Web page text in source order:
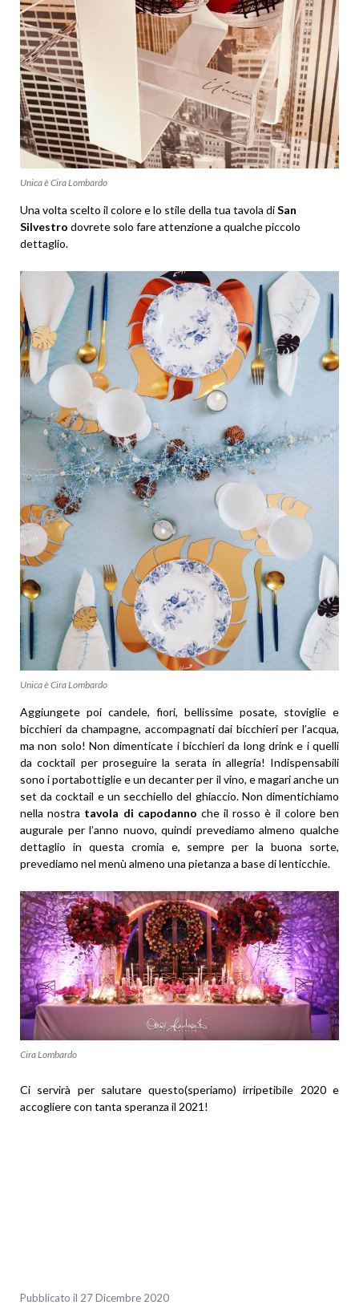
Unica è Cira Lombardo
Una volta scelto il colore e lo stile della tua tavola diSan
Silvestro dovrete solo fare attenzione a qualche piccolo
dettaglio.
Unica è Cira Lombardo
Aggiungete poi candele, fiori, bellissime posate, stoviglie e
bicchieri da champagne, accompagnati dai bicchieri per l’acqua,
ma non solo! Non dimenticate i bicchieri da long drink e i quelli
da cocktail per proseguire la serata in allegria! Indispensabili
sono i portabottiglie e un decanter per il vino, e magari anche un
set da cocktail e un secchiello del ghiaccio. Non dimentichiamo
nella nostra tavola di capodanno che il rosso è il colore ben
augurale per l’anno nuovo, quindi prevediamo almeno qualche
dettaglio in questa cromia e, sempre per la buona sorte,
prevediamo nel menù almeno una pietanza a base di lenticchie.
Cira Lombardo
Ci servirà per salutare questo(speriamo) irripetibile 2020 e
accogliere con tanta speranza il 2021!
Pubblicato il 27 Dicembre 2020